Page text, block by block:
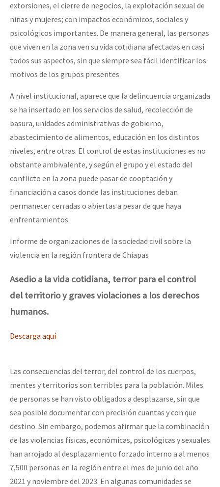
extorsiones, el cierre de negocios, la explotación sexual de
niñas y mujeres; con impactos económicos, sociales y
psicológicos importantes. De manera general, las personas
que viven en la zona ven su vida cotidiana afectadas en casi
todos sus aspectos, sin que siempre sea fácil identificar los
motivos de los grupos presentes.
A nivel institucional, aparece que la delincuencia organizada
se ha insertado en los servicios de salud, recolección de
basura, unidades administrativas de gobierno,
abastecimiento de alimentos, educación en los distintos
niveles, entre otras. El control de estas instituciones es no
obstante ambivalente, y según el grupo y el estado del
conflicto en la zona puede pasar de cooptación y
financiación a casos donde las instituciones deban
permanecer cerradas o abiertas a pesar de que haya
enfrentamientos.
Informe de organizaciones de la sociedad civil sobre la
violencia en la región frontera de Chiapas
Asedio a la vida cotidiana, terror para el control
del territorio y graves violaciones a los derechos
humanos.
Descarga aquí
Las consecuencias del terror, del control de los cuerpos,
mentes y territorios son terribles para la población. Miles
de personas se han visto obligados a desplazarse, sin que
sea posible documentar con precisión cuantas y con que
destino. Sin embargo, podemos afirmar que la combinación
de las violencias físicas, económicas, psicológicas y sexuales
han arrojado al desplazamiento forzado interno a al menos
7,500 personas en la región entre el mes de junio del año
2021 y noviembre del 2023. En algunas comunidades se